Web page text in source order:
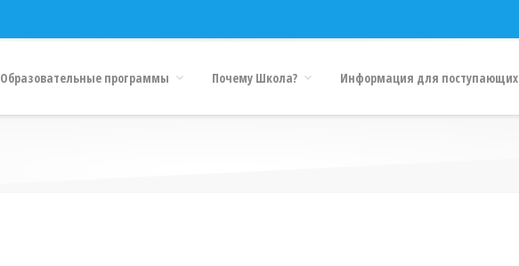
Образовательные программы Почему Школа? Информация для поступающих